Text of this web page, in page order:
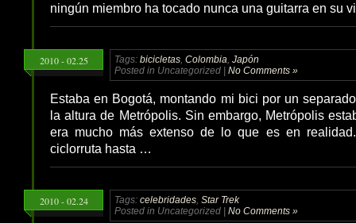
ningún miembro ha tocado nunca una guitarra en su
2010 - 02.25 Tags: bicicletas Colombia Japón
Posted in Uncategorized | No Comments »
Estaba en Bogotá, montando mi bici por un
la altura de Metrópolis. Sin embargo, Metrópolis
era mucho más extenso de lo que es en
ciclorruta hasta …
2010 - 02.24 Tags: celebridades Star Trek
Posted in Uncategorized | No Comments »